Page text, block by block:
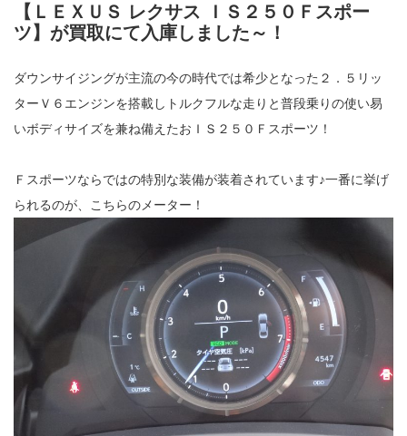
【ＬＥＸＵＳ レクサス ＩＳ２５０Ｆスポー
ツ】が買取にて入庫しました～！
ダウンサイジングが主流の今の時代では希少となった２．５リッ
ターＶ６エンジンを搭載しトルクフルな走りと普段乗りの使い易
いボディサイズを兼ね備えたおＩＳ２５０Ｆスポーツ！
Ｆスポーツならではの特別な装備が装着されています♪一番に挙げ
られるのが、こちらのメーター！